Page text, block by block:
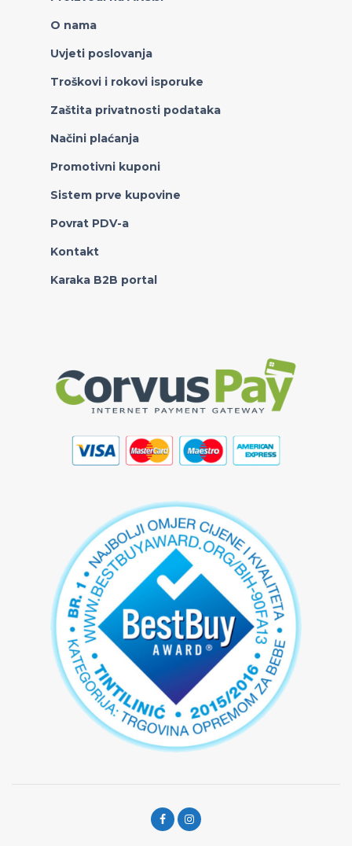
O nama
Uvjeti poslovanja
Troškovi i rokovi isporuke
Zaštita privatnosti podataka
Načini plaćanja
Promotivni kuponi
Sistem prve kupovine
Povrat PDV-a
Kontakt
Karaka B2B portal